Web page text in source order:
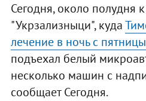
Сегодня, около полудня
"Укрзализныци", куда
лечение в ночь с
подъехал белый
несколько машин с
сообщает Сегодня.